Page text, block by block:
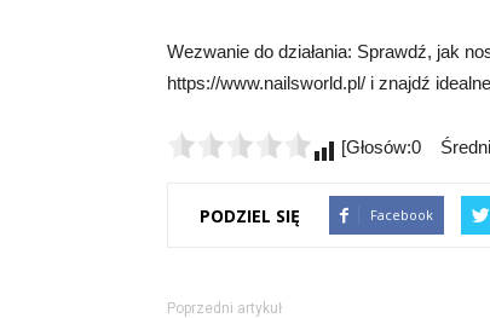
Wezwanie do działania: Sprawdź, jak
https://www.nailsworld.pl/ i znajdź
[Głosów:0
PODZIEL SIĘ Facebook
Poprzedni artykuł